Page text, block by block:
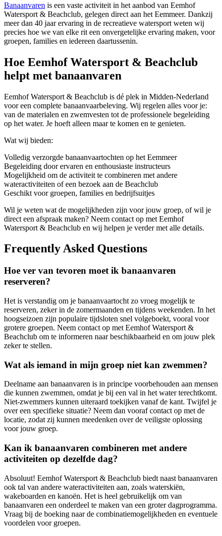
Banaanvaren is een vaste activiteit in het aanbod van Eemhof
Watersport & Beachclub, gelegen direct aan het Eemmeer. Dankzij
meer dan 40 jaar ervaring in de recreatieve watersport weten wij
precies hoe we van elke rit een onvergetelijke ervaring maken, voor
groepen, families en iedereen daartussenin.
Hoe Eemhof Watersport & Beachclub
helpt met banaanvaren
Eemhof Watersport & Beachclub is dé plek in Midden-Nederland
voor een complete banaanvaarbeleving. Wij regelen alles voor je:
van de materialen en zwemvesten tot de professionele begeleiding
op het water. Je hoeft alleen maar te komen en te genieten.
Wat wij bieden:
Volledig verzorgde banaanvaartochten op het Eemmeer
Begeleiding door ervaren en enthousiaste instructeurs
Mogelijkheid om de activiteit te combineren met andere
wateractiviteiten of een bezoek aan de Beachclub
Geschikt voor groepen, families en bedrijfsuitjes
Wil je weten wat de mogelijkheden zijn voor jouw groep, of wil je
direct een afspraak maken? Neem contact op met Eemhof
Watersport & Beachclub en wij helpen je verder met alle details.
Frequently Asked Questions
Hoe ver van tevoren moet ik banaanvaren
reserveren?
Het is verstandig om je banaanvaartocht zo vroeg mogelijk te
reserveren, zeker in de zomermaanden en tijdens weekenden. In het
hoogseizoen zijn populaire tijdsloten snel volgeboekt, vooral voor
grotere groepen. Neem contact op met Eemhof Watersport &
Beachclub om te informeren naar beschikbaarheid en om jouw plek
zeker te stellen.
Wat als iemand in mijn groep niet kan zwemmen?
Deelname aan banaanvaren is in principe voorbehouden aan mensen
die kunnen zwemmen, omdat je bij een val in het water terechtkomt.
Niet-zwemmers kunnen uiteraard toekijken vanaf de kant. Twijfel je
over een specifieke situatie? Neem dan vooraf contact op met de
locatie, zodat zij kunnen meedenken over de veiligste oplossing
voor jouw groep.
Kan ik banaanvaren combineren met andere
activiteiten op dezelfde dag?
Absoluut! Eemhof Watersport & Beachclub biedt naast banaanvaren
ook tal van andere wateractiviteiten aan, zoals waterskiën,
wakeboarden en kanoën. Het is heel gebruikelijk om van
banaanvaren een onderdeel te maken van een groter dagprogramma.
Vraag bij de boeking naar de combinatiemogelijkheden en eventuele
voordelen voor groepen.